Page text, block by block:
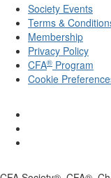
Society Events
Terms &
Membership
Privacy Policy
CFA® Program
Cookie